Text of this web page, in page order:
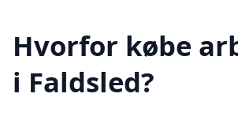
Hvorfor købe
i Faldsled?